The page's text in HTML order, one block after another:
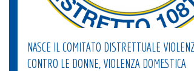
NASCE IL COMITATO DISTRETTUALE
CONTRO LE DONNE, VIOLENZA DOMESTICA